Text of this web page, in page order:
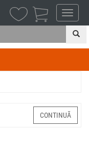
CONTINUĂ